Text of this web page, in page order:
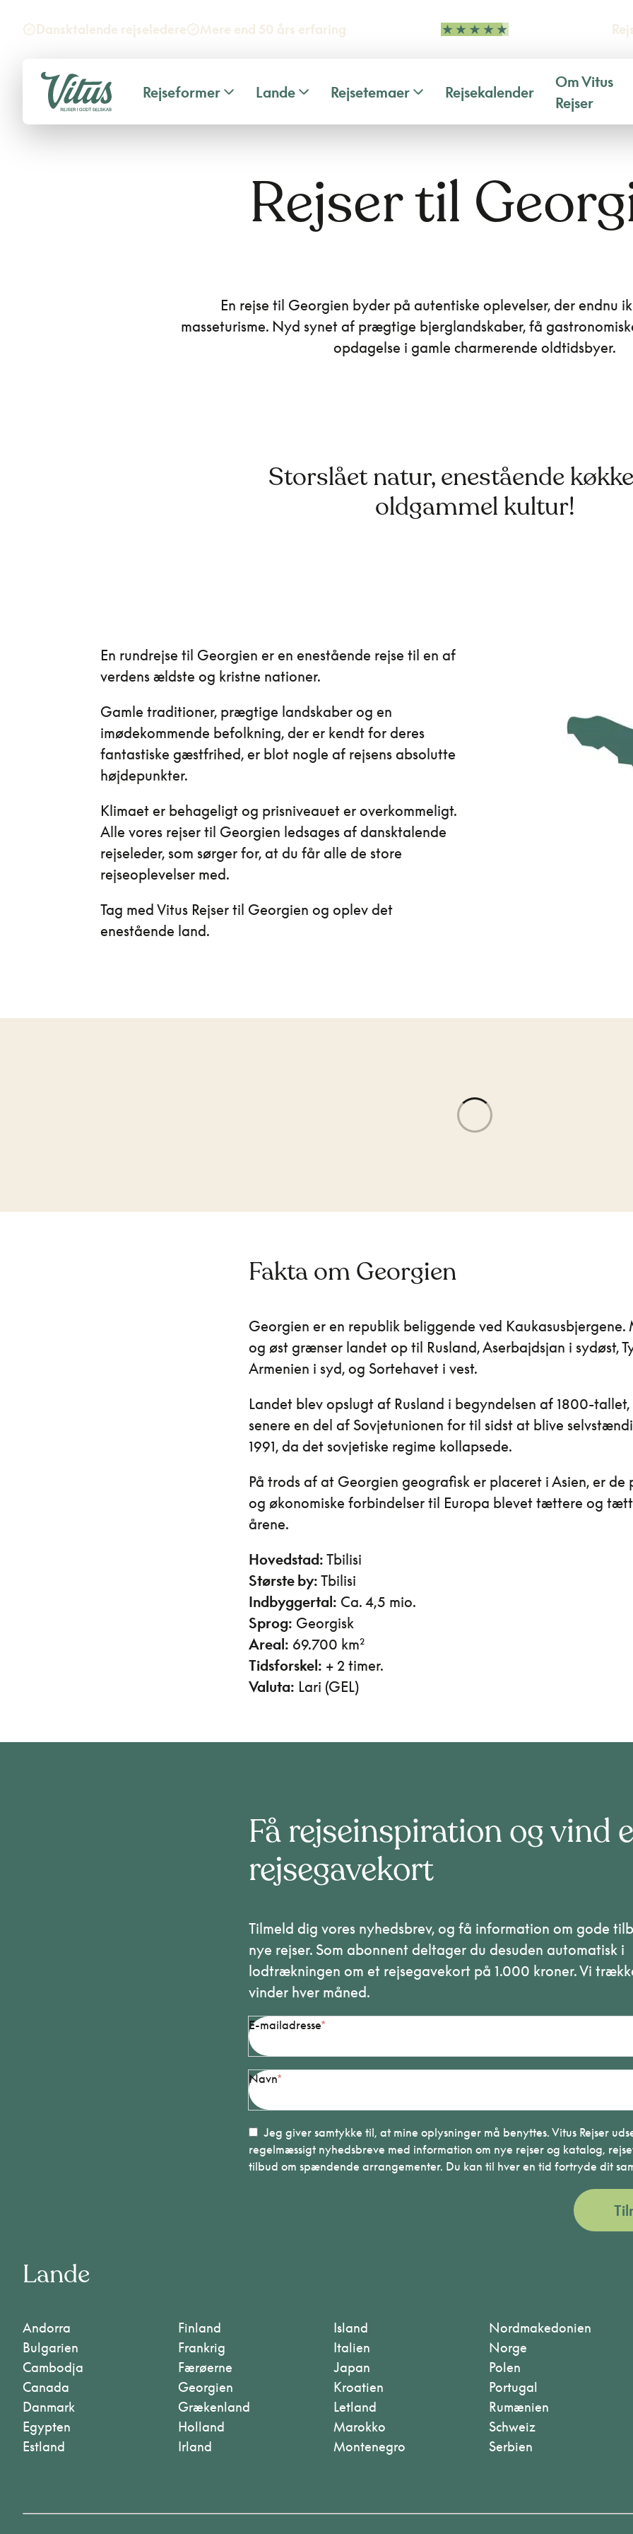
Dansktalende rejseledere Mere end 50 års erfaring
Rejseformer Lande Rejsetemaer Rejsekalender
Om Vitus
Rejser
Rejser til
En rejse til Georgien byder på autentiske oplevelser, der endnu
masseturisme. Nyd synet af prægtige bjerglandskaber, få
opdagelse i gamle charmerende oldtidsbyer.
Storslået natur, enestående
oldgammel kultur!
En rundrejse til Georgien er en enestående rejse til en af
verdens ældste og kristne nationer.
Gamle traditioner, prægtige landskaber og en
imødekommende befolkning, der er kendt for deres
fantastiske gæstfrihed, er blot nogle af rejsens absolutte
højdepunkter.
Klimaet er behageligt og prisniveauet er overkommeligt.
Alle vores rejser til Georgien ledsages af dansktalende
rejseleder, som sørger for, at du får alle de store
rejseoplevelser med.
Tag med Vitus Rejser til Georgien og oplev det
enestående land.
Fakta om Georgien
Georgien er en republik beliggende ved Kaukasusbjergene.
og øst grænser landet op til Rusland, Aserbajdsjan i sydøst,
Armenien i syd, og Sortehavet i vest.
Landet blev opslugt af Rusland i begyndelsen af 1800-
senere en del af Sovjetunionen for til sidst at blive
1991, da det sovjetiske regime kollapsede.
På trods af at Georgien geografisk er placeret i Asien, er de
og økonomiske forbindelser til Europa blevet tættere og
årene.
Hovedstad: Tbilisi
Største by: Tbilisi
Indbyggertal: Ca. 4,5 mio.
Sprog: Georgisk
Areal: 69.700 km²
Tidsforskel: + 2 timer.
Valuta: Lari (GEL)
Få rejseinspiration og vind
rejsegavekort
Tilmeld dig vores nyhedsbrev, og få information om gode
nye rejser. Som abonnent deltager du desuden automatisk i
lodtrækningen om et rejsegavekort på 1.000 kroner. Vi
vinder hver måned.
E-mailadresse
Navn
Jeg giver samtykke til, at mine oplysninger må benyttes. Vitus Rejser
regelmæssigt nyhedsbreve med information om nye rejser og katalog,
tilbud om spændende arrangementer. Du kan til hver en tid fortryde dit
Lande
Andorra
Bulgarien
Cambodja
Canada
Danmark
Egypten
Estland
Finland
Frankrig
Færøerne
Georgien
Grækenland
Holland
Irland
Island
Italien
Japan
Kroatien
Letland
Marokko
Montenegro
Nordmakedonien
Norge
Polen
Portugal
Rumænien
Schweiz
Serbien